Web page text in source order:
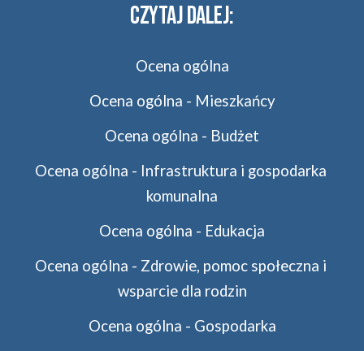
CZYTAJ DALEJ:
Ocena ogólna
Ocena ogólna - Mieszkańcy
Ocena ogólna - Budżet
Ocena ogólna - Infrastruktura i gospodarka
komunalna
Ocena ogólna - Edukacja
Ocena ogólna - Zdrowie, pomoc społeczna i
wsparcie dla rodzin
Ocena ogólna - Gospodarka